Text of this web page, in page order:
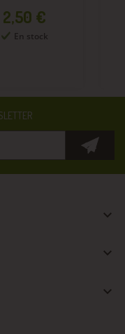
Prix
2,50 €
En stock


